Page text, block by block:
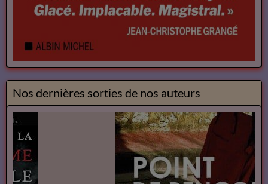
Nos dernières sorties de nos auteurs